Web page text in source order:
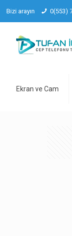
Bizi arayın 0(553)
Ekran ve Cam